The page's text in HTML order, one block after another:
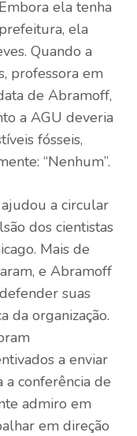
ela tenha
ela
Quando a
professora em
de Abramoff,
a AGU deveria
fósseis,
“Nenhum”.
a circular
dos cientistas
Mais de
, e Abramoff
suas
da organização.
a enviar
a conferência de
admiro em
em direção